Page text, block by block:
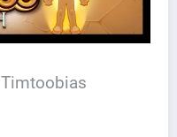
Timtoobias